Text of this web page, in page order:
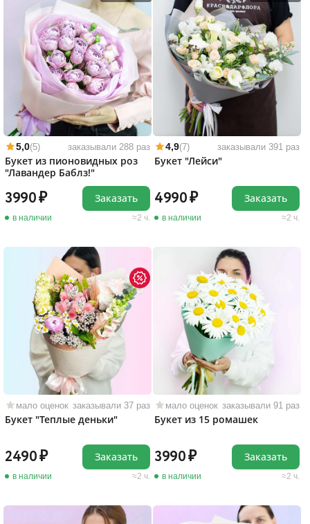
5,0(5) заказывали 288 раз
Букет из пионовидных роз
"Лавандер Баблз!"
3990
в наличии 2 ч.
Заказать
4,9(7) заказывали 391 раз
Букет "Лейси"
4990
в наличии 2 ч.
Заказать
мало оценок заказывали 37 раз
Букет "Теплые деньки"
2490
в наличии 2 ч.
Заказать
мало оценок заказывали 91 раз
Букет из 15 ромашек
3990
в наличии 2 ч.
Заказать